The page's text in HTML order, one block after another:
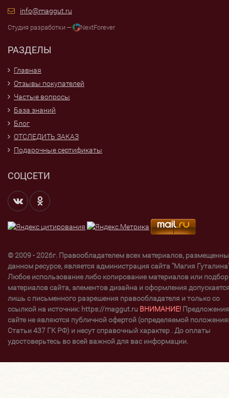
info@maggut.ru
Студия разработки — NextForever
РАЗДЕЛЫ
Главная
Отзывы покупателей
Частые вопросы
База знаний
Блог
ОТСЛЕДИТЬ ЗАКАЗ
Подарочные сертификаты
СОЦСЕТИ
© 2009 - 2026г. Правообладателем всех материалов,
данном ресурсе, является администрация сайта "Магия
Любое использование либо копирование материалов или
материалов сайта, элементов дизайна и оформления
лишь с письменного разрешения правообладателя и только со
ссылкой на источник: https://maggut.ru ВНИМАНИЕ!
сайте не являются публичной офертой (определяемой
Статьи 437 ГК РФ) и несут справочный характер . До оплаты
удостоверьтесь во всей важной для вас информации.